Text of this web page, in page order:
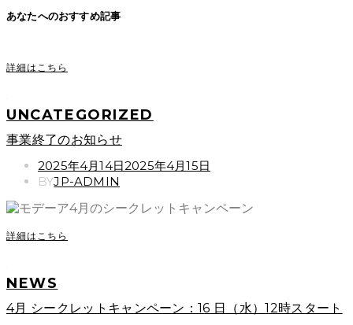
あなたへのおすすめ記事
詳細はこちら
UNCATEGORIZED
事業終了のお知らせ
POSTED
ON
2025年4月14日2025年4月15日
BYJP-ADMIN
詳細はこちら
NEWS
4月 シークレットキャンペーン：16 日（水）12時スタート